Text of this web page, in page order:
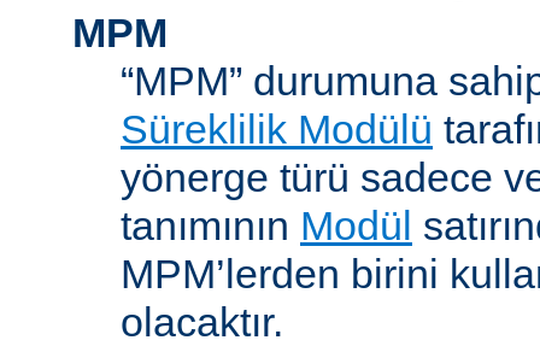
MPM
“MPM” durumuna
Süreklilik Modülü
yönerge türü sadece
tanımının Modül
MPM’lerden birini
olacaktır.